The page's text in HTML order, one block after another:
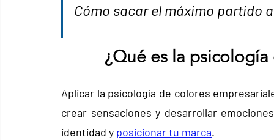
Cómo sacar el máximo partido
¿Qué es la
Aplicar la psicología de colores
crear sensaciones y desarrollar
identidad y posicionar tu marca.